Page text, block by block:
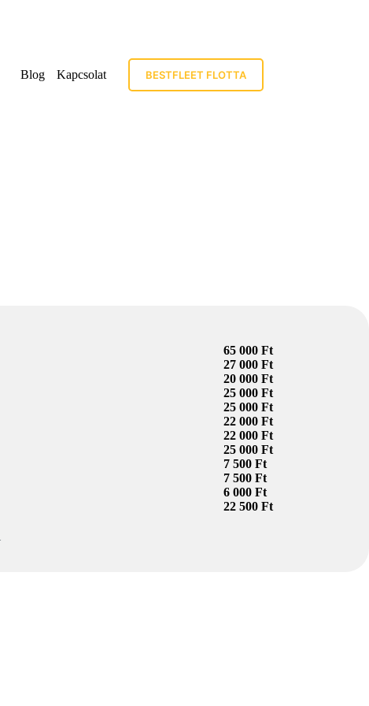
Blog Kapcsolat BESTFLEET FLOTTA
65 000 Ft
27 000 Ft
20 000 Ft
25 000 Ft
25 000 Ft
22 000 Ft
22 000 Ft
25 000 Ft
7 500 Ft
7 500 Ft
6 000 Ft
22 500 Ft